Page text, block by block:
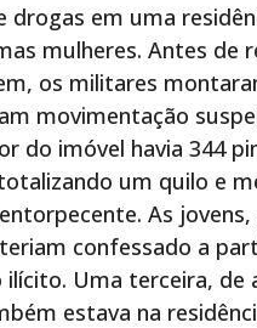
drogas em uma
mulheres. Antes de
os militares
movimentação
do imóvel havia 344
um quilo e
As
confessado a
ilícito. Uma terceira, de
estava na